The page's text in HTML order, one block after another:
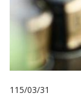
115/03/31